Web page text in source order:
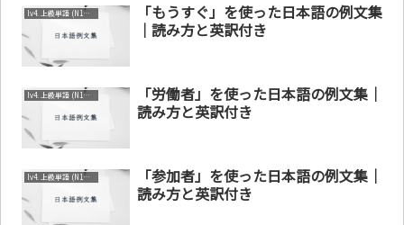
lv4. 上級単語 (N1～N2)
「もうすぐ」を使った日本語の例文集
｜読み方と英訳付き
lv4. 上級単語 (N1～N2)
「労働者」を使った日本語の例文集｜
読み方と英訳付き
lv4. 上級単語 (N1～N2)
「参加者」を使った日本語の例文集｜
読み方と英訳付き